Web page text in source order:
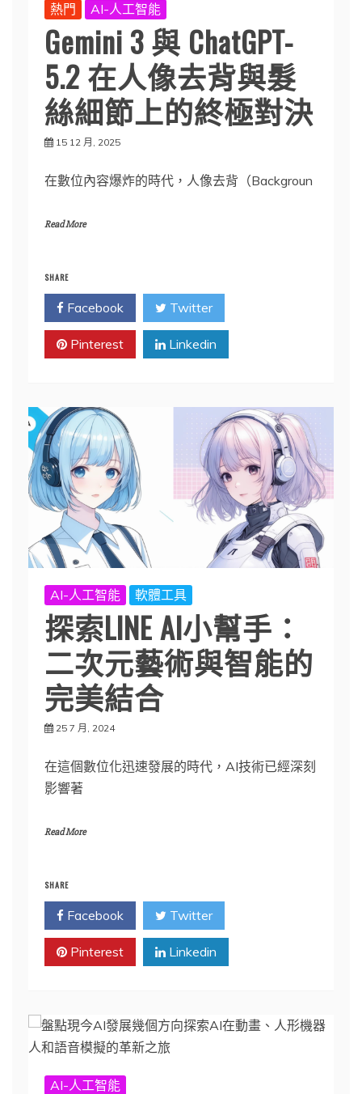
熱門 AI-人工智能
Gemini 3 與 ChatGPT-
5.2 在人像去背與髮
絲細節上的終極對決
15 12 月, 2025
在數位內容爆炸的時代，人像去背（Backgroun
Read More
SHARE
Facebook Twitter
Pinterest Linkedin
AI-人工智能 軟體工具
探索LINE AI小幫手：
二次元藝術與智能的
完美結合
25 7 月, 2024
在這個數位化迅速發展的時代，AI技術已經深刻
影響著
Read More
SHARE
Facebook Twitter
Pinterest Linkedin
AI-人工智能